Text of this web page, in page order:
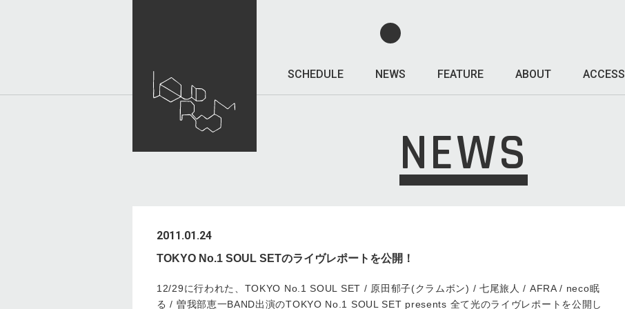
SCHEDULE NEWS FEATURE ABOUT ACCESS
NEWS
2011.01.24
TOKYO No.1 SOUL SETのライヴレポートを公開！
12/29に行われた、TOKYO No.1 SOUL SET / 原田郁子(クラムボン) / 七尾旅人 / AFRA / neco眠
る / 曽我部恵一BAND出演のTOKYO No.1 SOUL SET presents 全て光のライヴレポートを公開し